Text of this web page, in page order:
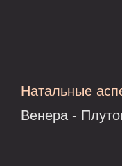
Натальные
Венера -